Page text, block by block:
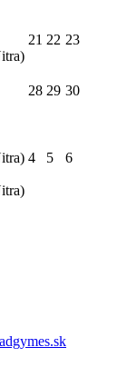
21 22 23
28 29 30
4 5 6